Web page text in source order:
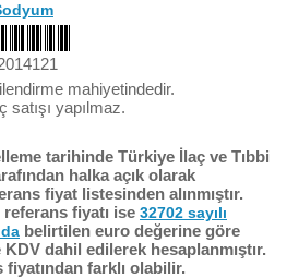
mahiyetindedir.
yapılmaz.
tarihinde Türkiye İlaç ve Tıbbi
halka açık olarak
fiyat listesinden alınmıştır.
referans fiyatı ise 32702 sayılı
belirtilen euro değerine göre
KDV dahil edilerek hesaplanmıştır.
farklı olabilir.